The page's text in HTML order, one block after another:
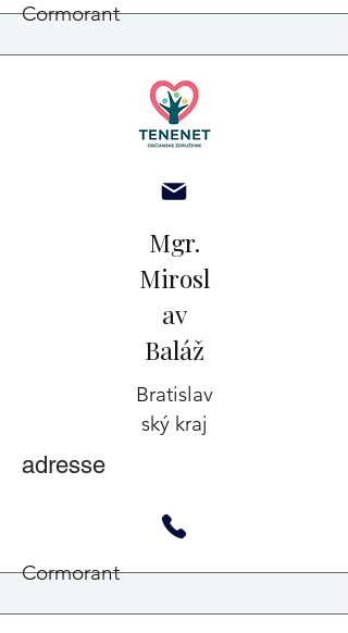
Cormorant
Mgr.
Mirosl
av
Baláž
Bratislav
ský kraj
adresse
Cormorant